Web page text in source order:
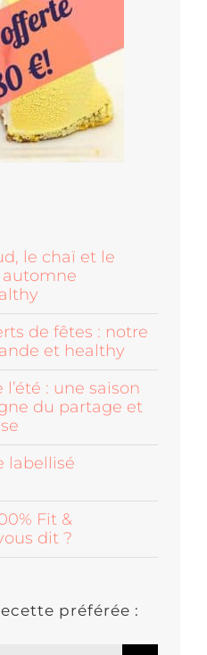
le chaï et le
de fêtes : notre
et healthy
: une saison
du partage et
labellisé
Fit &
dit ?
préférée :